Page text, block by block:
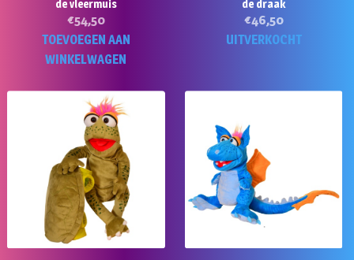
de vleermuis
€54,50
TOEVOEGEN AAN
WINKELWAGEN
de draak
€46,50
UITVERKOCHT